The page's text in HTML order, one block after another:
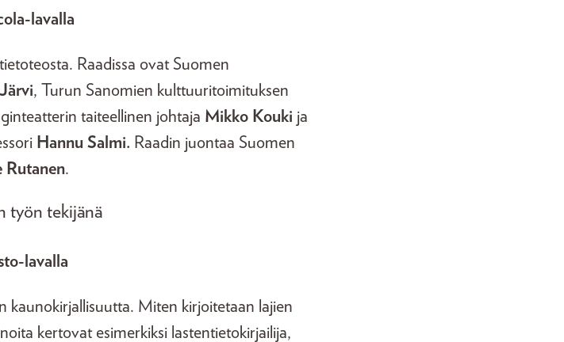
lavalla
Raadissa ovat Suomen
, Turun Sanomien kulttuuritoimituksen
taiteellinen johtaja Mikko Kouki ja
Hannu Salmi. Raadin juontaa Suomen
Rutanen.
työn tekijänä
lavalla
kaunokirjallisuutta. Miten kirjoitetaan lajien
kertovat esimerkiksi lastentietokirjailija,